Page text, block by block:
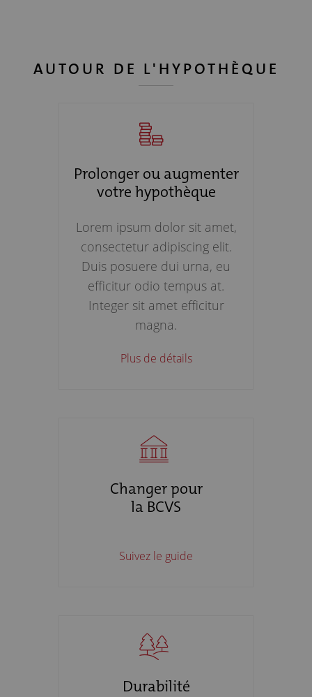
AUTOUR DE L'HYPOTHÈQUE
Prolonger ou augmenter
votre hypothèque
Lorem ipsum dolor sit amet,
consectetur adipiscing elit.
Duis posuere dui urna, eu
efficitur odio tempus at.
Integer sit amet efficitur
magna.
Plus de détails
Changer pour
la BCVS
Suivez le guide
Durabilité